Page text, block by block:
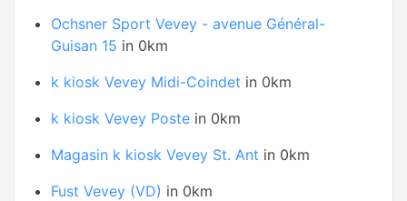
Ochsner Sport Vevey - avenue Général-
Guisan 15 in 0km
k kiosk Vevey Midi-Coindet in 0km
k kiosk Vevey Poste in 0km
Magasin k kiosk Vevey St. Ant in 0km
Fust Vevey (VD) in 0km